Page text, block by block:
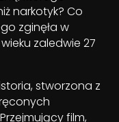
narkotyk? Co
zginęła w
zaledwie 27
stworzona z
film,